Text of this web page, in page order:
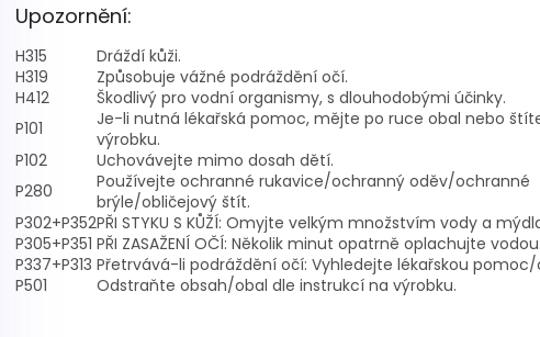
Upozornění:
H315
Dráždí kůži.
H319
Způsobuje vážné podráždění očí.
H412
Škodlivý pro vodní organismy, s dlouhodobými účinky.
P101
Je-li nutná lékařská pomoc, mějte po ruce obal nebo
výrobku.
P102
Uchovávejte mimo dosah dětí.
P280
Používejte ochranné rukavice/ochranný oděv/ochranné
brýle/obličejový štít.
P302+P352PŘI STYKU S KŮŽÍ: Omyjte velkým množstvím vody a
P305+P351 PŘI ZASAŽENÍ OČÍ: Několik minut opatrně oplachujte
P337+P313 Přetrvává-li podráždění očí: Vyhledejte lékařskou
P501
Odstraňte obsah/obal dle instrukcí na výrobku.